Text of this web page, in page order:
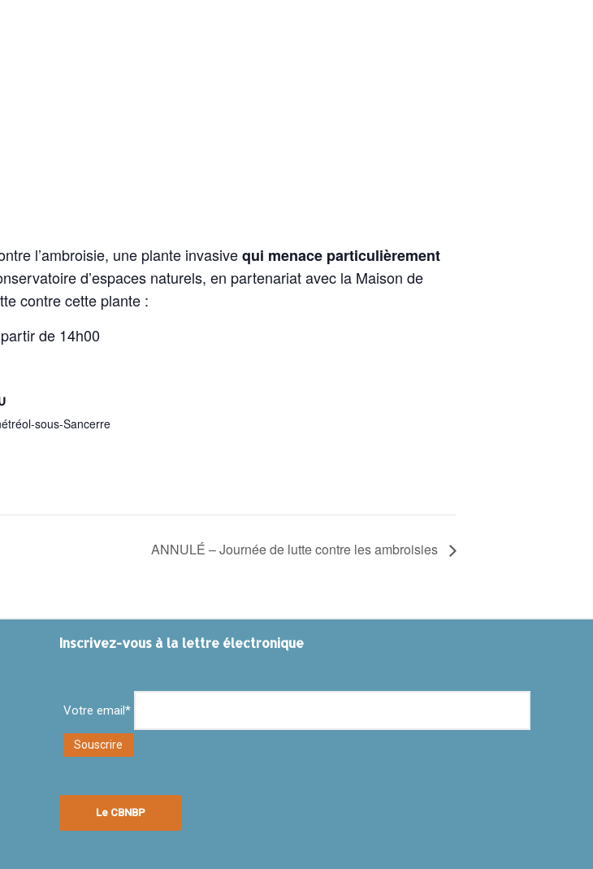
l’ambroisie, une plante invasivequi menace particulièrement
d’espaces naturels, en partenariat avec la Maison de
contre cette plante :
de 14h00
sous-Sancerre
ANNULÉ – Journée de lutte contre les ambroisies
Inscrivez-vous à la lettre électronique
Votre email*
Le CBNBP